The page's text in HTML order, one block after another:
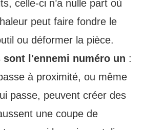
celle-ci n’a nulle part où
peut faire fondre le
ou déformer la pièce.
l'ennemi numéro un :
à proximité, ou même
passe, peuvent créer des
une coupe de